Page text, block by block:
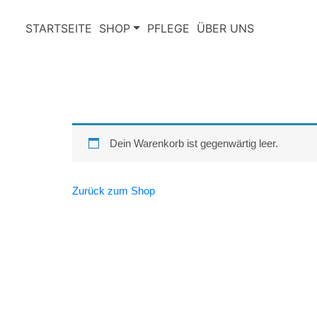
STARTSEITE SHOP PFLEGE ÜBER UNS
Dein Warenkorb ist gegenwärtig leer.
Zurück zum Shop